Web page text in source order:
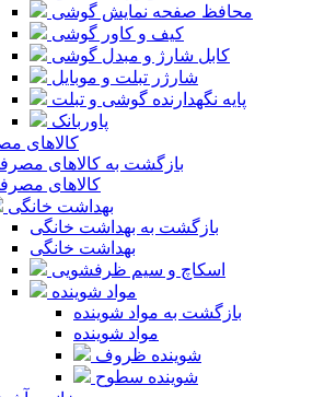
محافظ صفحه نمایش گوشی
کیف و کاور گوشی
کابل شارژ و مبدل گوشی
شارژر تبلت و موبایل
پایه نگهدارنده گوشی و تبلت
پاوربانک
کالاهای
بازگشت به کالاهای
کالاهای
بهداشت خانگی
بازگشت به بهداشت خانگی
بهداشت خانگی
اسکاچ و سیم ظرفشویی
مواد شوینده
بازگشت به مواد شوینده
مواد شوینده
شوینده ظروف
شوینده سطوح